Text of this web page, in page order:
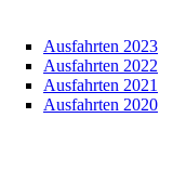
Ausfahrten 2023
Ausfahrten 2022
Ausfahrten 2021
Ausfahrten 2020